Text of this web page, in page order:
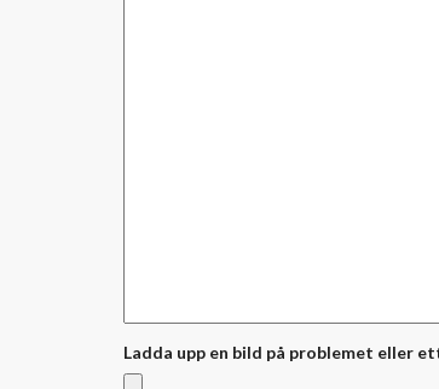
Ladda upp en bild på problemet eller